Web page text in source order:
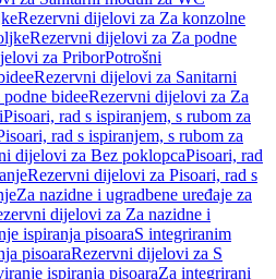
Rezervni dijelovi za Za konzolne
Rezervni dijelovi za Za podne
za PriborPotrošni
Rezervni dijelovi za Sanitarni
bideeRezervni dijelovi za Za
Pisoari, rad s ispiranjem, s rubom za
rad s ispiranjem, s rubom za
dijelovi za Bez poklopcaPisoari, rad
Rezervni dijelovi za Pisoari, rad s
Za nazidne i ugradbene uređaje za
dijelovi za Za nazidne i
ispiranja pisoaraS integriranim
pisoaraRezervni dijelovi za S
ispiranja pisoaraZa integrirani